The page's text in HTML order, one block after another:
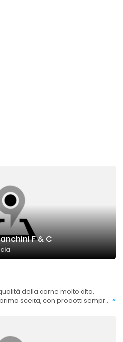
F & C
scelta, con prodotti sempre »